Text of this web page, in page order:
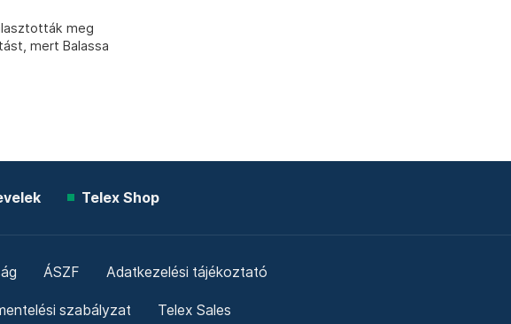
meg
mert Balassa
Telex Shop
ÁSZF Adatkezelési tájékoztató
szabályzat Telex Sales